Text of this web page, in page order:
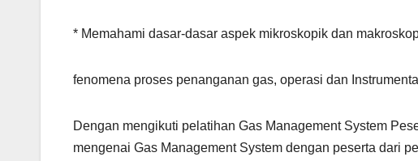
* Memahami dasar-dasar aspek mikroskopik dan
fenomena proses penanganan gas, operasi dan
Dengan mengikuti pelatihan Gas Management System
mengenai Gas Management System dengan peserta dari